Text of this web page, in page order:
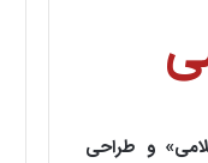
و طراحی